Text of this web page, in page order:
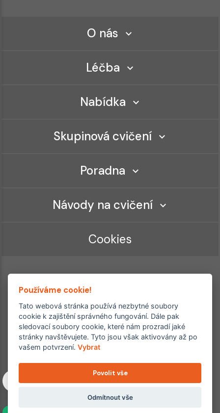
O nás
Léčba
Nabídka
Skupinová cvičení
Poradna
Návody na cvičení
Cookies
Ordinace roku
Rehabilitační ordinace
2. místo – 2017/2019
Copyright © 2011–2026 FYZIOklinika s.r.o.
Machkova 1642/2, Praha 4, Jižní Město – Chodov
Všechna práva vyhrazena. Jakékoliv užití obsahu či jeho částí
Používáme cookie!
Tato webová stránka používá nezbytné soubory
cookie k zajištění správného fungování. Dále pak
sledovací soubory cookie, které nám prozradí jaké
stránky navštěvujete. Tyto jsou však aktivovány až po
vašem potvrzení.Vybrat
Povolit vše
Odmítnout vše